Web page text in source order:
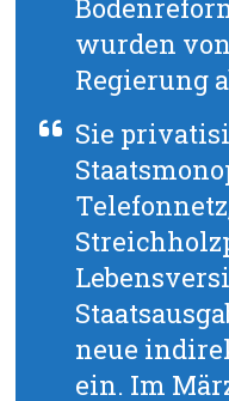
wurden
Regierung
Sie
neue
ein. Im